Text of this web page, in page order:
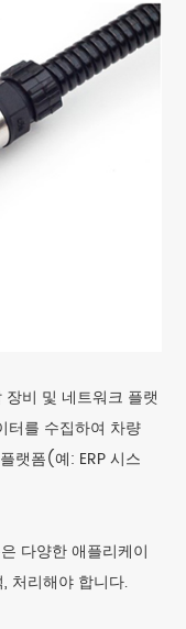
비 및 네트워크 플랫
터를 수집하여 차량
랫폼(예: ERP 시스
다양한 애플리케이
처리해야 합니다.